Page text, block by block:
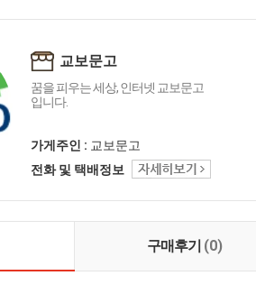
교보문고
꿈을 피우는 세상, 인터넷 교보문고
입니다.
가게주인 : 교보문고
전화 및 택배정보
구매후기 (0)